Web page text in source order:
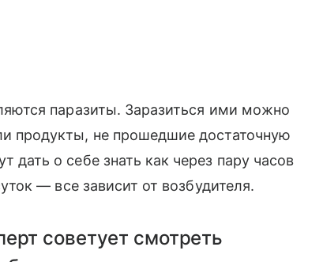
паразиты. Заразиться ими можно
продукты, не прошедшие достаточную
о себе знать как через пару часов
— все зависит от возбудителя.
советует смотреть